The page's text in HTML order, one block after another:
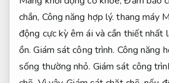
chắn, Công năng hợp lý. thang máy
động cực kỳ êm ái và cần thiết nhất
ồn.Giám sát công trình. Công năng
sống thường nhỏ. Giám sát công